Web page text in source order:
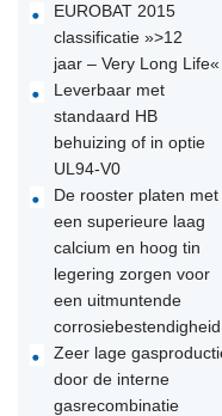
EUROBAT 2015
classificatie »>12
jaar – Very Long Life«
Leverbaar met
standaard HB
behuizing of in optie
UL94-V0
De rooster platen met
een superieure laag
calcium en hoog tin
legering zorgen voor
een uitmuntende
corrosiebestendigheid
Zeer lage
door de interne
gasrecombinatie